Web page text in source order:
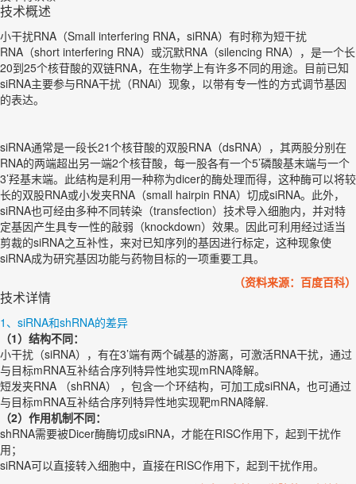
技术概述
小干扰RNA（Small interfering RNA，siRNA）有时称为短干扰
RNA（short interfering RNA）或沉默RNA（silencing RNA），是一个长
20到25个核苷酸的双链RNA，在生物学上有许多不同的用途。目前已知
siRNA主要参与RNA干扰（RNAi）现象，以带有专一性的方式调节基因
的表达。
siRNA通常是一段长21个核苷酸的双股RNA（dsRNA），其两股分别在
RNA的两端超出另一端2个核苷酸，每一股各有一个5’磷酸基末端与一个
3’羟基末端。此结构是利用一种称为dicer的酶处理而得，这种酶可以将较
长的双股RNA或小发夹RNA（small hairpin RNA）切成siRNA。此外，
siRNA也可经由多种不同转染（transfection）技术导入细胞内，并对特
定基因产生具专一性的敲弱（knockdown）效果。因此可利用经过适当
剪裁的siRNA之互补性，来对已知序列的基因进行标定，这种现象使
siRNA成为研究基因功能与药物目标的一项重要工具。
（资料来源：百度百科）
技术详情
1、siRNA和shRNA的差异
（1）结构不同：
小干扰（siRNA），有在3’端有两个碱基的游离，可激活RNA干扰，通过
与目标mRNA互补结合序列特异性地实现mRNA降解。
短发夹RNA （shRNA） ，包含一个环结构，可加工成siRNA，也可通过
与目标mRNA互补结合序列特异性地实现靶mRNA降解.
（2）作用机制不同：
shRNA需要被Dicer酶酶切成siRNA，才能在RISC作用下，起到干扰作
用；
siRNA可以直接转入细胞中，直接在RISC作用下，起到干扰作用。